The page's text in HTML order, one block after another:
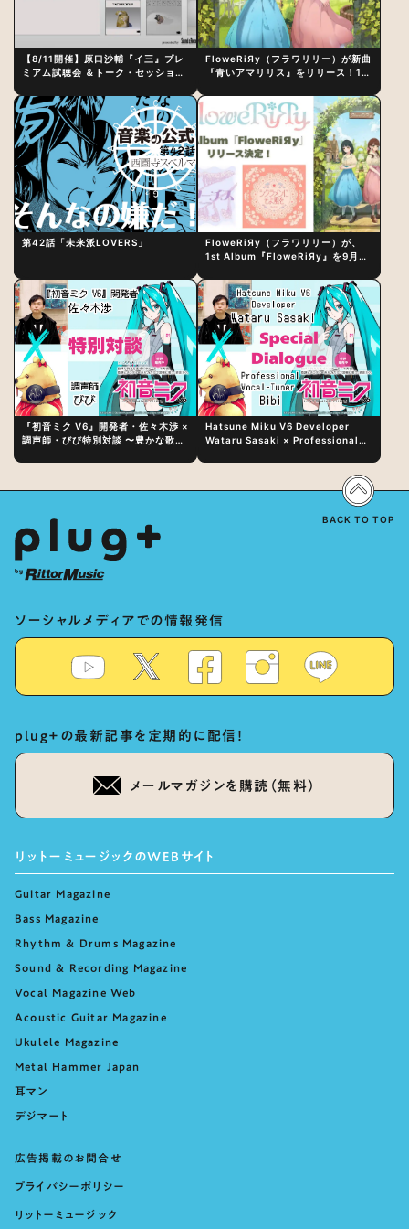
【8/11開催】原口沙輔『イ三』プレ
ミアム試聴会 ＆トーク・セッション
制作秘話
FloweRiЯy（フラワリリー）が新曲
『青いアマリリス』をリリース！1st
第42話「未来派LOVERS」
FloweRiЯy（フラワリリー）が、
1st Album『FloweRiЯy』を9月23
『初音ミク V6』開発者・佐々木渉 ×
調声師・びび特別対談 〜豊かな歌声
Hatsune Miku V6 Developer
Wataru Sasaki × Professional
Vocal Expression Lies in “Love
for the singing characters” and
ソーシャルメディアでの情報発信
plug+の最新記事を定期的に配信！
メールマガジンを購読（無料）
リットーミュージックのWEBサイト
Guitar Magazine
Bass Magazine
Rhythm & Drums Magazine
Sound & Recording Magazine
Vocal Magazine Web
Acoustic Guitar Magazine
Ukulele Magazine
Metal Hammer Japan
耳マン
デジマート
広告掲載のお問合せ
プライバシーポリシー
リットーミュージック
BACK TO TOP